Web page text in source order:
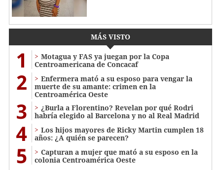
MÁS VISTO
1
Motagua y FAS ya juegan por la Copa
Centroamericana de Concacaf
2
Enfermera mató a su esposo para vengar la
muerte de su amante: crimen en la
Centroamérica Oeste
3
¿Burla a Florentino? Revelan por qué Rodri
habría elegido al Barcelona y no al Real Madrid
4
Los hijos mayores de Ricky Martin cumplen 18
años: ¿A quién se parecen?
5
Capturan a mujer que mató a su esposo en la
colonia Centroamérica Oeste